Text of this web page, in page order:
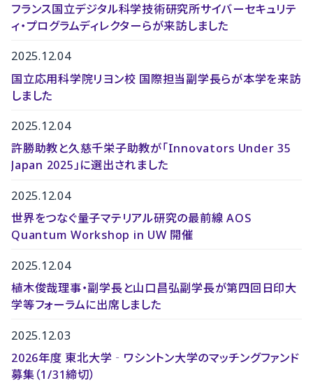
フランス国立デジタル科学技術研究所サイバーセキュリテ
ィ・プログラムディレクターらが来訪しました
2025.12.04
国立応用科学院リヨン校 国際担当副学長らが本学を来訪
しました
2025.12.04
許勝助教と久慈千栄子助教が「Innovators Under 35
Japan 2025」に選出されました
2025.12.04
世界をつなぐ量子マテリアル研究の最前線 AOS
Quantum Workshop in UW 開催
2025.12.04
植木俊哉理事・副学長と山口昌弘副学長が第四回日印大
学等フォーラムに出席しました
2025.12.03
2026年度 東北大学‐ワシントン大学のマッチングファンド
募集（1/31締切）